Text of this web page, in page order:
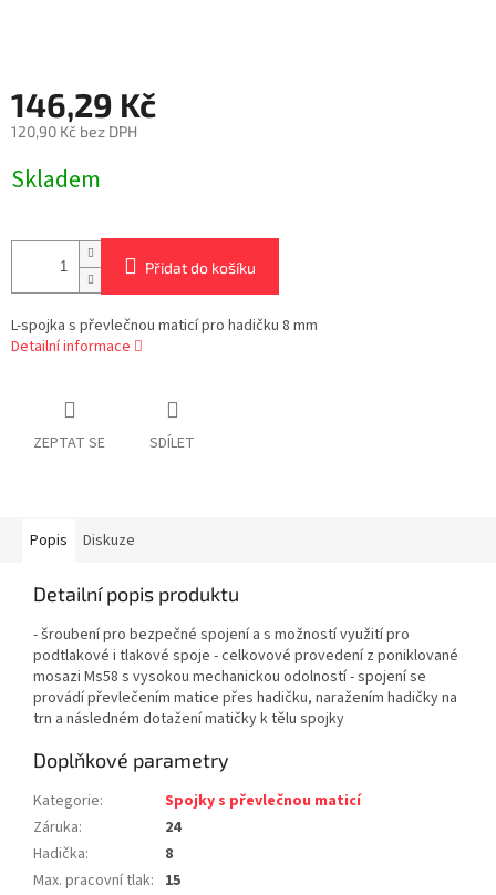
146,29 Kč
120,90 Kč bez DPH
cena:
Skladem
Přidat do košíku
L-spojka s převlečnou maticí pro hadičku 8 mm
Detailní informace
ZEPTAT SE SDÍLET
Popis Diskuze
Detailní popis produktu
- šroubení pro bezpečné spojení a s možností využití pro
podtlakové i tlakové spoje - celkovové provedení z poniklované
mosazi Ms58 s vysokou mechanickou odolností - spojení se
provádí převlečením matice přes hadičku, naražením hadičky na
trn a následném dotažení matičky k tělu spojky
Doplňkové parametry
Kategorie:
Spojky s převlečnou maticí
Záruka:
24
Hadička:
8
Max. pracovní tlak: 15